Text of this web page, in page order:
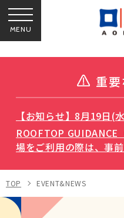
MENU
重
【お知らせ】8月19日(
ROOFTOP
場をご利用の際は、事
TOP EVENT&NEWS